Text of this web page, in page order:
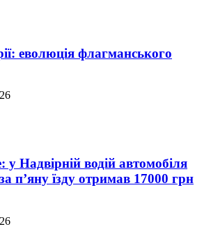
еволюція флагманського
у Надвірній водій автомобіля
п’яну їзду отримав 17000 грн